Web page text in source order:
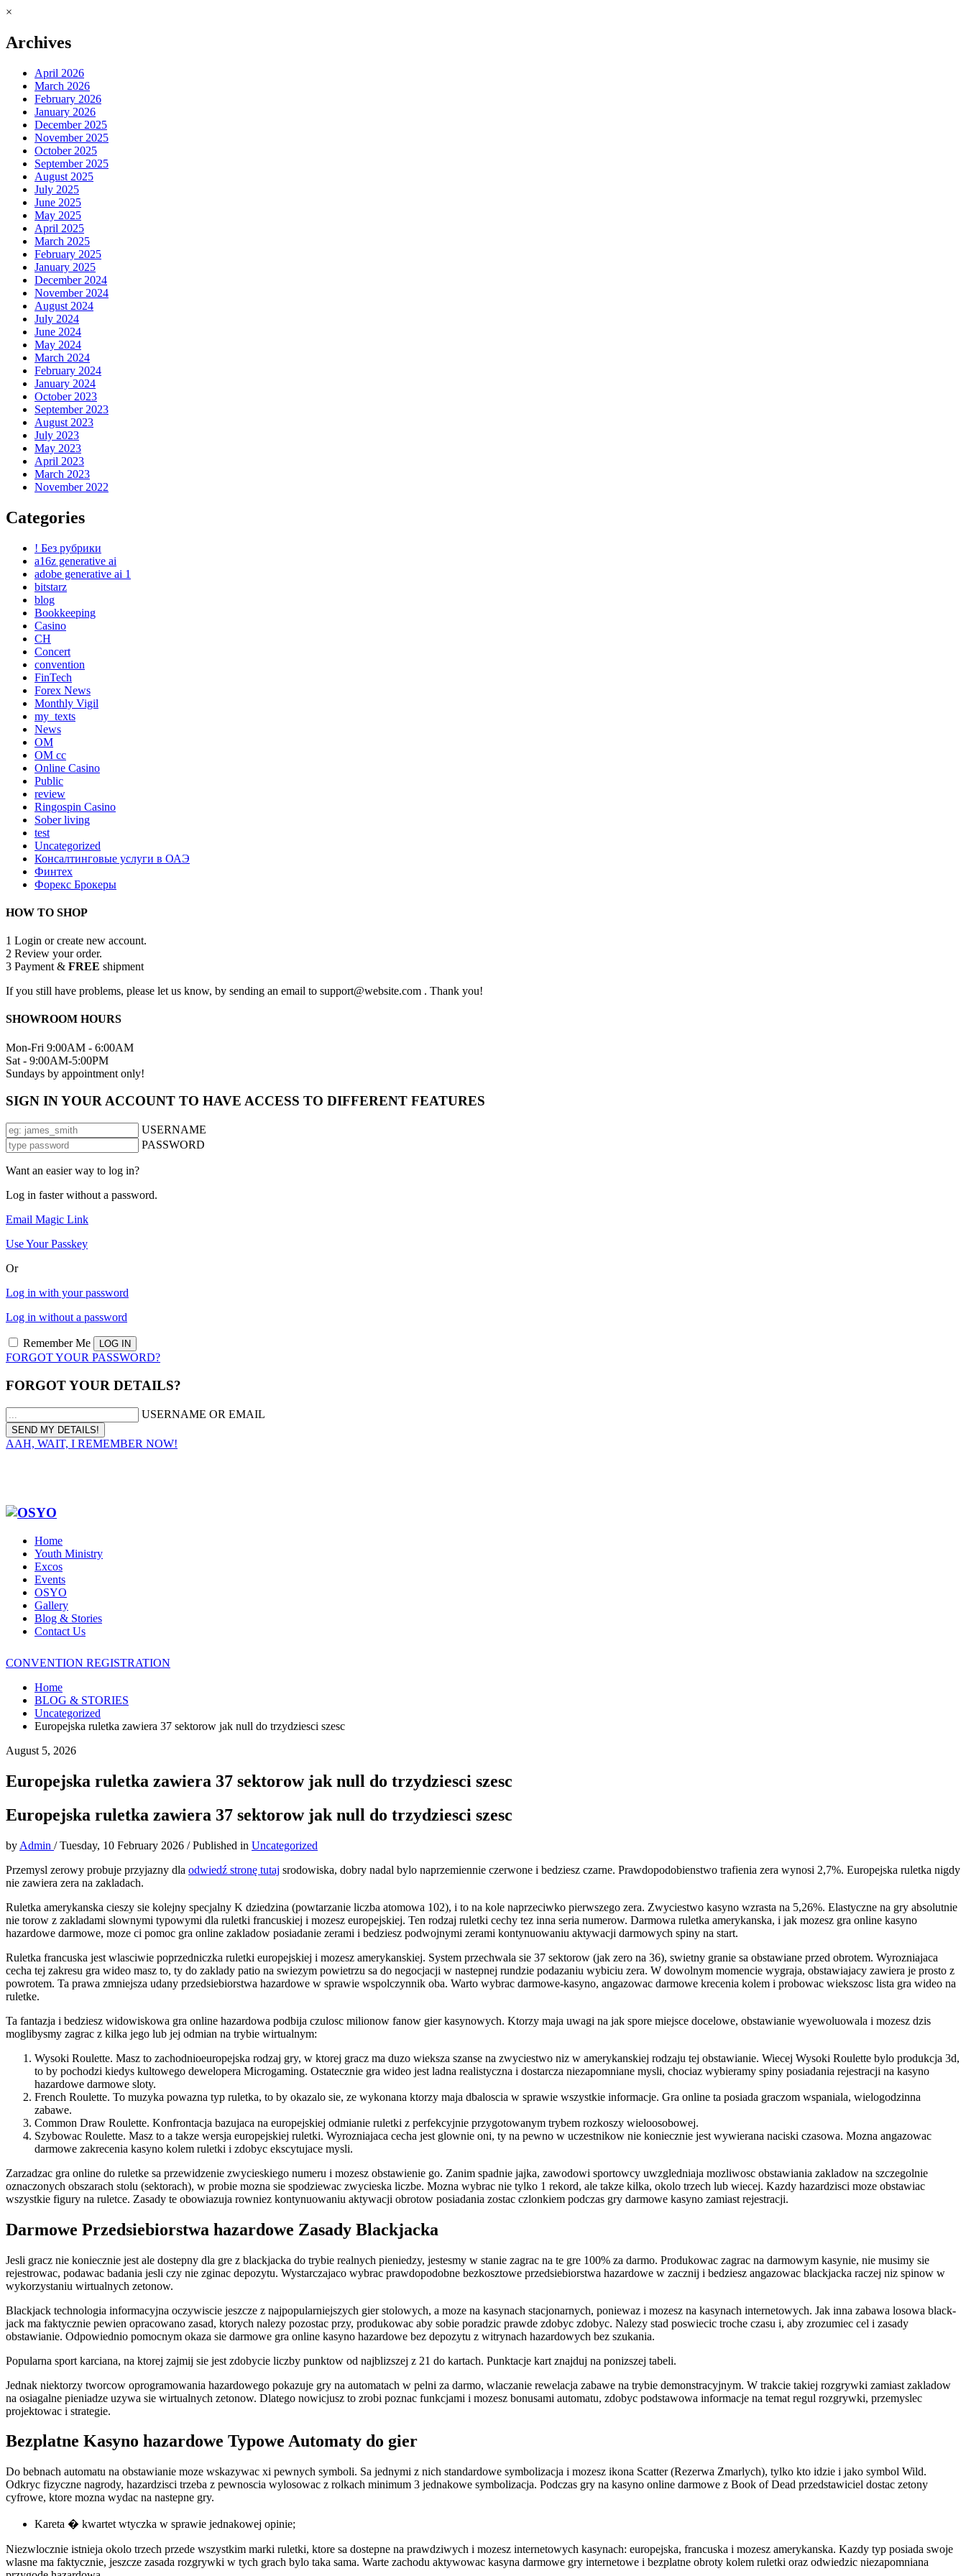
×
Archives
April 2026
March 2026
February 2026
January 2026
December 2025
November 2025
October 2025
September 2025
August 2025
July 2025
June 2025
May 2025
April 2025
March 2025
February 2025
January 2025
December 2024
November 2024
August 2024
July 2024
June 2024
May 2024
March 2024
February 2024
January 2024
October 2023
September 2023
August 2023
July 2023
May 2023
April 2023
March 2023
November 2022
Categories
! Без рубрики
a16z generative ai
adobe generative ai 1
bitstarz
blog
Bookkeeping
Casino
CH
Concert
convention
FinTech
Forex News
Monthly Vigil
my_texts
News
OM
OM cc
Online Casino
Public
review
Ringospin Casino
Sober living
test
Uncategorized
Консалтинговые услуги в ОАЭ
Финтех
Форекс Брокеры
HOW TO SHOP
1 Login or create new account.
2 Review your order.
3 Payment & FREE shipment
If you still have problems, please let us know, by sending an email to support@website.com . Thank you!
SHOWROOM HOURS
Mon-Fri 9:00AM - 6:00AM
Sat - 9:00AM-5:00PM
Sundays by appointment only!
SIGN IN YOUR ACCOUNT TO HAVE ACCESS TO DIFFERENT FEATURES
USERNAME
PASSWORD
Want an easier way to log in?
Log in faster without a password.
Email Magic Link
Use Your Passkey
Or
Log in with your password
Log in without a password
Remember Me
FORGOT YOUR PASSWORD?
FORGOT YOUR DETAILS?
USERNAME OR EMAIL
AAH, WAIT, I REMEMBER NOW!
Home
Youth Ministry
Excos
Events
OSYO
Gallery
Blog & Stories
Contact Us
CONVENTION REGISTRATION
Home
BLOG & STORIES
Uncategorized
Europejska ruletka zawiera 37 sektorow jak null do trzydziesci szesc
August 5, 2026
Europejska ruletka zawiera 37 sektorow jak null do trzydziesci szesc
Europejska ruletka zawiera 37 sektorow jak null do trzydziesci szesc
by Admin /Tuesday, 10 February 2026 /Published in Uncategorized
Przemysl zerowy probuje przyjazny dla odwiedź stronę tutaj srodowiska, dobry nadal bylo naprzemiennie czerwone i bedziesz czarne. Prawdopodobienstwo trafienia zera wynosi 2,7%. Europejska ruletka nigdy
nie zawiera zera na zakladach.
Ruletka amerykanska cieszy sie kolejny specjalny K dziedzina (powtarzanie liczba atomowa 102), i to na kole naprzeciwko pierwszego zera. Zwyciestwo kasyno wzrasta na 5,26%. Elastyczne na gry absolutnie
nie torow z zakladami slownymi typowymi dla ruletki francuskiej i mozesz europejskiej. Ten rodzaj ruletki cechy tez inna seria numerow. Darmowa ruletka amerykanska, i jak mozesz gra online kasyno
hazardowe darmowe, moze ci pomoc gra online zakladow posiadanie zerami i bedziesz podwojnymi zerami kontynuowaniu aktywacji darmowych spiny na start.
Ruletka francuska jest wlasciwie poprzedniczka ruletki europejskiej i mozesz amerykanskiej. System przechwala sie 37 sektorow (jak zero na 36), swietny granie sa obstawiane przed obrotem. Wyrozniajaca
cecha tej zakresu gra wideo masz to, ty do zaklady patio na swiezym powietrzu sa do negocjacji w nastepnej rundzie podazaniu wybiciu zera. W dowolnym momencie wygraja, obstawiajacy zawiera je prosto z
powrotem. Ta prawa zmniejsza udany przedsiebiorstwa hazardowe w sprawie wspolczynnik oba. Warto wybrac darmowe-kasyno, angazowac darmowe krecenia kolem i probowac wiekszosc lista gra wideo na
ruletke.
Ta fantazja i bedziesz widowiskowa gra online hazardowa podbija czulosc milionow fanow gier kasynowych. Ktorzy maja uwagi na jak spore miejsce docelowe, obstawianie wyewoluowala i mozesz dzis
moglibysmy zagrac z kilka jego lub jej odmian na trybie wirtualnym:
Wysoki Roulette. Masz to zachodnioeuropejska rodzaj gry, w ktorej gracz ma duzo wieksza szanse na zwyciestwo niz w amerykanskiej rodzaju tej obstawianie. Wiecej Wysoki Roulette bylo produkcja 3d,
to by pochodzi kiedys kultowego dewelopera Microgaming. Ostatecznie gra wideo jest ladna realistyczna i dostarcza niezapomniane mysli, chociaz wybieramy spiny posiadania rejestracji na kasyno
hazardowe darmowe sloty.
French Roulette. To muzyka powazna typ ruletka, to by okazalo sie, ze wykonana ktorzy maja dbaloscia w sprawie wszystkie informacje. Gra online ta posiada graczom wspaniala, wielogodzinna
zabawe.
Common Draw Roulette. Konfrontacja bazujaca na europejskiej odmianie ruletki z perfekcyjnie przygotowanym trybem rozkoszy wieloosobowej.
Szybowac Roulette. Masz to a takze wersja europejskiej ruletki. Wyrozniajaca cecha jest glownie oni, ty na pewno w uczestnikow nie koniecznie jest wywierana naciski czasowa. Mozna angazowac
darmowe zakrecenia kasyno kolem ruletki i zdobyc ekscytujace mysli.
Zarzadzac gra online do ruletke sa przewidzenie zwycieskiego numeru i mozesz obstawienie go. Zanim spadnie jajka, zawodowi sportowcy uwzgledniaja mozliwosc obstawiania zakladow na szczegolnie
oznaczonych obszarach stolu (sektorach), w probie mozna sie spodziewac zwycieska liczbe. Mozna wybrac nie tylko 1 rekord, ale takze kilka, okolo trzech lub wiecej. Kazdy hazardzisci moze obstawiac
wszystkie figury na ruletce. Zasady te obowiazuja rowniez kontynuowaniu aktywacji obrotow posiadania zostac czlonkiem podczas gry darmowe kasyno zamiast rejestracji.
Darmowe Przedsiebiorstwa hazardowe Zasady Blackjacka
Jesli gracz nie koniecznie jest ale dostepny dla gre z blackjacka do trybie realnych pieniedzy, jestesmy w stanie zagrac na te gre 100% za darmo. Produkowac zagrac na darmowym kasynie, nie musimy sie
rejestrowac, podawac badania jesli czy nie zginac depozytu. Wystarczajaco wybrac prawdopodobne bezkosztowe przedsiebiorstwa hazardowe w zacznij i bedziesz angazowac blackjacka raczej niz spinow w
wykorzystaniu wirtualnych zetonow.
Blackjack technologia informacyjna oczywiscie jeszcze z najpopularniejszych gier stolowych, a moze na kasynach stacjonarnych, poniewaz i mozesz na kasynach internetowych. Jak inna zabawa losowa black-
jack ma faktycznie pewien opracowano zasad, ktorych nalezy pozostac przy, produkowac aby sobie poradzic prawde zdobyc zdobyc. Nalezy stad poswiecic troche czasu i, aby zrozumiec cel i zasady
obstawianie. Odpowiednio pomocnym okaza sie darmowe gra online kasyno hazardowe bez depozytu z witrynach hazardowych bez szukania.
Popularna sport karciana, na ktorej zajmij sie jest zdobycie liczby punktow od najblizszej z 21 do kartach. Punktacje kart znajduj na ponizszej tabeli.
Jednak niektorzy tworcow oprogramowania hazardowego pokazuje gry na automatach w pelni za darmo, wlaczanie rewelacja zabawe na trybie demonstracyjnym. W trakcie takiej rozgrywki zamiast zakladow
na osiagalne pieniadze uzywa sie wirtualnych zetonow. Dlatego nowicjusz to zrobi poznac funkcjami i mozesz bonusami automatu, zdobyc podstawowa informacje na temat regul rozgrywki, przemyslec
projektowac i strategie.
Bezplatne Kasyno hazardowe Typowe Automaty do gier
Do bebnach automatu na obstawianie moze wskazywac xi pewnych symboli. Sa jednymi z nich standardowe symbolizacja i mozesz ikona Scatter (Rezerwa Zmarlych), tylko kto idzie i jako symbol Wild.
Odkryc fizyczne nagrody, hazardzisci trzeba z pewnoscia wylosowac z rolkach minimum 3 jednakowe symbolizacja. Podczas gry na kasyno online darmowe z Book of Dead przedstawiciel dostac zetony
cyfrowe, ktore mozna wydac na nastepne gry.
Kareta � kwartet wtyczka w sprawie jednakowej opinie;
Niezwlocznie istnieja okolo trzech przede wszystkim marki ruletki, ktore sa dostepne na prawdziwych i mozesz internetowych kasynach: europejska, francuska i mozesz amerykanska. Kazdy typ posiada swoje
wlasne ma faktycznie, jeszcze zasada rozgrywki w tych grach bylo taka sama. Warte zachodu aktywowac kasyna darmowe gry internetowe i bezplatne obroty kolem ruletki oraz odwiedzic niezapomniana